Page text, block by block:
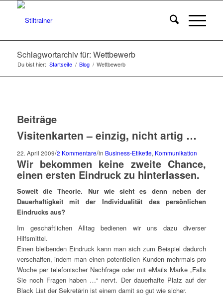
Schlagwortarchiv für: Wettbewerb
Du bist hier: Startseite / Blog / Wettbewerb
Beiträge
Visitenkarten – einzig, nicht artig …
22. April 2009/2 Kommentare/in Business-Etikette, Kommunikation
Wir bekommen keine zweite Chance,
einen ersten Eindruck zu hinterlassen.
Soweit die Theorie. Nur wie sieht es denn neben der
Dauerhaftigkeit mit der Individualität des persönlichen
Eindrucks aus?
Im geschäftlichen Alltag bedienen wir uns dazu diverser
Hilfsmittel.
Einen bleibenden Eindruck kann man sich zum Beispiel dadurch
verschaffen, indem man einen potentiellen Kunden mehrmals pro
Woche per telefonischer Nachfrage oder mit eMails Marke „Falls
Sie noch Fragen haben …“ nervt. Der dauerhafte Platz auf der
Black List der Sekretärin ist einem damit so gut wie sicher.